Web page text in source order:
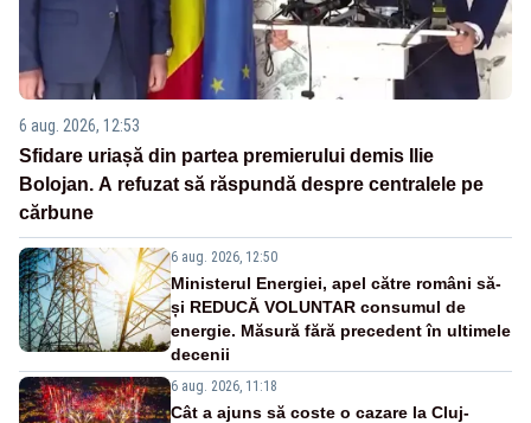
6 aug. 2026, 12:53
Sfidare uriașă din partea premierului demis Ilie
Bolojan. A refuzat să răspundă despre centralele pe
cărbune
6 aug. 2026, 12:50
Ministerul Energiei, apel către români să-
și REDUCĂ VOLUNTAR consumul de
energie. Măsură fără precedent în ultimele
decenii
6 aug. 2026, 11:18
Cât a ajuns să coste o cazare la Cluj-